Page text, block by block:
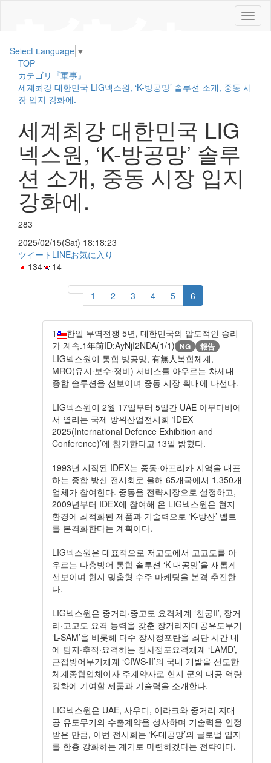
メ
ニ
Select Language ▼
TOP
カテゴリ『軍事』
세계최강 대한민국 LIG넥스원, ‘K-방공망’ 솔루션 소개, 중동 시
장 입지 강화에.
세계최강 대한민국 LIG
넥스원, ‘K-방공망’ 솔루
션 소개, 중동 시장 입지
강화에.
283
2025/02/15(Sat) 18:18:23
ツイート LINEお気に入り
134
14
1 2 3 4 5 6
1
한일 무역전쟁 5년, 대한민국의 압도적인 승리
가 계속.1年前ID:AyNjI2NDA(1/1) NG 報告
LIG넥스원이 통합 방공망, 有無人복합체계,
MRO(유지·보수·정비) 서비스를 아우르는 차세대
종합 솔루션을 선보이며 중동 시장 확대에 나선다.
LIG넥스원이 2월 17일부터 5일간 UAE 아부다비에
서 열리는 국제 방위산업전시회 ‘IDEX
2025(International Defence Exhibition and
Conference)’에 참가한다고 13일 밝혔다.
1993년 시작된 IDEX는 중동·아프리카 지역을 대표
하는 종합 방산 전시회로 올해 65개국에서 1,350개
업체가 참여한다. 중동을 전략시장으로 설정하고,
2009년부터 IDEX에 참여해 온 LIG넥스원은 현지
환경에 최적화된 제품과 기술력으로 ‘K-방산’ 벨트
를 본격화한다는 계획이다.
LIG넥스원은 대표적으로 저고도에서 고고도를 아
우르는 다층방어 통합 솔루션 ‘K-대공망’을 새롭게
선보이며 현지 맞춤형 수주 마케팅을 본격 추진한
다.
LIG넥스원은 중거리·중고도 요격체계 ‘천궁II’, 장거
리·고고도 요격 능력을 갖춘 장거리지대공유도무기
‘L-SAM’을 비롯해 다수 장사정포탄을 최단 시간 내
에 탐지·추적·요격하는 장사정포요격체계 ‘LAMD’,
근접방어무기체계 ‘CIWS-II’의 국내 개발을 선도한
체계종합업체이자 주계약자로 현지 군의 대공 역량
강화에 기여할 제품과 기술력을 소개한다.
LIG넥스원은 UAE, 사우디, 이라크와 중거리 지대
공 유도무기의 수출계약을 성사하며 기술력을 인정
받은 만큼, 이번 전시회는 ‘K-대공망’의 글로벌 입지
를 한층 강화하는 계기로 마련하겠다는 전략이다.